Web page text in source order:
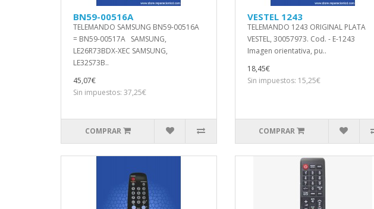
BN59-00516A
TELEMANDO SAMSUNG BN59-00516A
= BN59-00517A SAMSUNG,
LE26R73BDX-XEC SAMSUNG,
LE32S73B..
45,07€
Sin impuestos: 37,25€
COMPRAR
VESTEL 1243
TELEMANDO 1243 ORIGINAL PLATA
VESTEL, 30057973. Cod. - E-1243
Imagen orientativa, pu..
18,45€
Sin impuestos: 15,25€
COMPRAR